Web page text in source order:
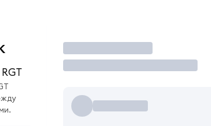
Торговать